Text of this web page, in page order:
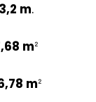
3,2 m.
mᒾ
mᒾ